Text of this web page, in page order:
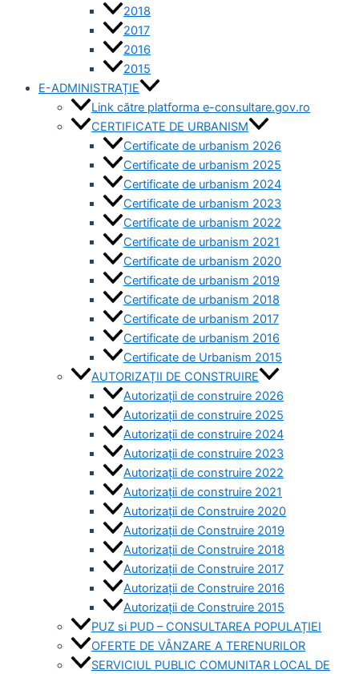
2018
2017
2016
2015
E-ADMINISTRAȚIE
Link către platforma e-consultare.gov.ro
CERTIFICATE DE URBANISM
Certificate de urbanism 2026
Certificate de urbanism 2025
Certificate de urbanism 2024
Certificate de urbanism 2023
Certificate de urbanism 2022
Certificate de urbanism 2021
Certificate de urbanism 2020
Certificate de urbanism 2019
Certificate de urbanism 2018
Certificate de urbanism 2017
Certificate de urbanism 2016
Certificate de Urbanism 2015
AUTORIZAȚII DE CONSTRUIRE
Autorizații de construire 2026
Autorizații de construire 2025
Autorizații de construire 2024
Autorizații de construire 2023
Autorizații de construire 2022
Autorizații de construire 2021
Autorizații de Construire 2020
Autorizații de Construire 2019
Autorizaţii de Construire 2018
Autorizaţii de Construire 2017
Autorizaţii de Construire 2016
Autorizaţii de Construire 2015
PUZ si PUD – CONSULTAREA POPULAȚIEI
OFERTE DE VÂNZARE A TERENURILOR
SERVICIUL PUBLIC COMUNITAR LOCAL DE